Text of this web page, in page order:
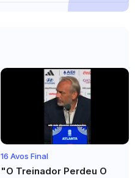
16 Avos Final
"O Treinador Perdeu O